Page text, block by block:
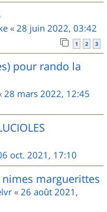
« 28 juin 2022, 03:42
1 2 3
pour rando la
28 mars 2022, 12:45
oct. 2021, 17:10
marguerittes
« 26 août 2021,